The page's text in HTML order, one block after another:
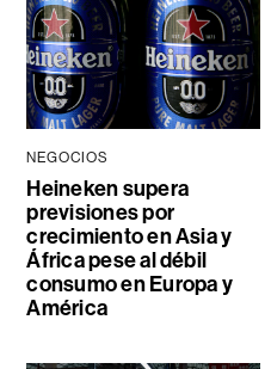
NEGOCIOS
Heineken supera
previsiones por
crecimiento en Asia y
África pese al débil
consumo en Europa y
América